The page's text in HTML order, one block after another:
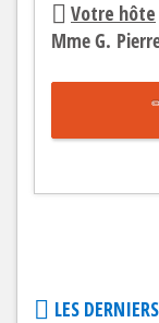
Votre hôte
Mme G.
LES